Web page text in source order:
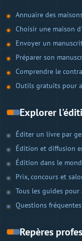
Annuaire des
Choisir une maison
Envoyer un
Préparer son
Comprendre le
Outils gratuits pour
Explorer
Éditer un livre par
Édition et diffusion
Édition dans le
Prix, concours et
Tous les guides pour
Questions
Repères